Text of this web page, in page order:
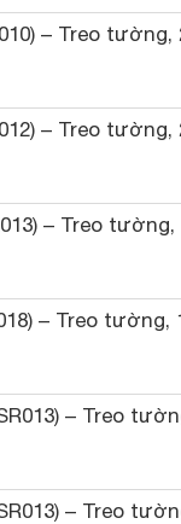
– Treo tường,
– Treo tường,
– Treo
– Treo tường,
– Treo
– Treo